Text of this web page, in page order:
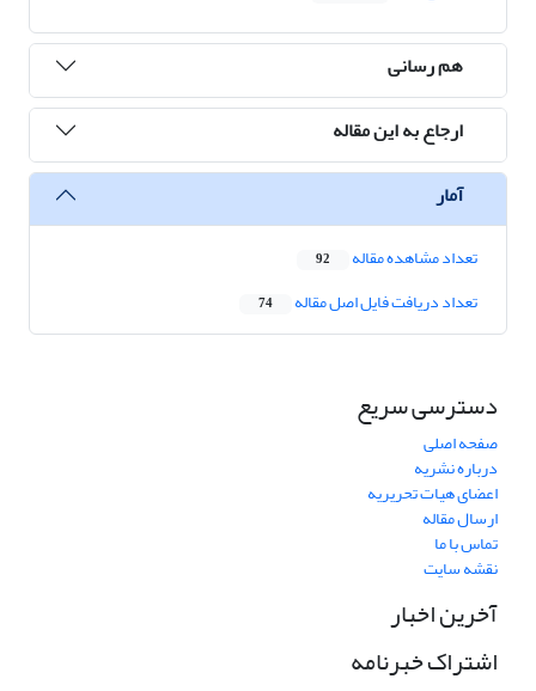
هم رسانی
ارجاع به این مقاله
آمار
تعداد مشاهده مقاله 92
تعداد دریافت فایل اصل مقاله 74
دسترسی سریع
صفحه اصلی
درباره نشریه
اعضای هیات تحریریه
ارسال مقاله
تماس با ما
نقشه سایت
آخرین اخبار
اشتراک خبرنامه